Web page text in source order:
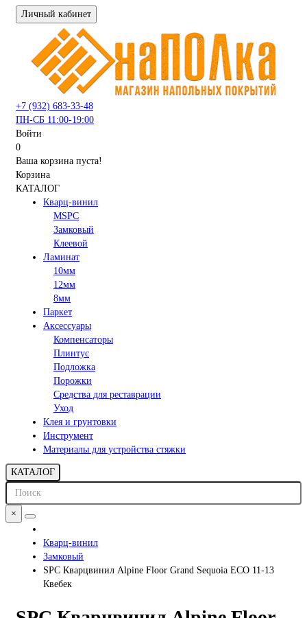
Личный кабинет
+7 (932) 683-33-48
ПН-СБ 11:00-19:00
Войти
0
Ваша корзина пуста!
Корзина
КАТАЛОГ
Кварц-винил
MSPC
Замковый
Клеевой
Ламинат
10мм
12мм
8мм
Паркет
Аксессуары
Компенсаторы
Плинтус
Подложка
Порожки
Средства для реставрации
Уход
Клея и грунтовки
Инструмент
Материалы для устройства стяжки
КАТАЛОГ
×
Кварц-винил
Замковый
SPC Кварцвинил Alpine Floor Grand Sequoia ECO 11-13
Квебек